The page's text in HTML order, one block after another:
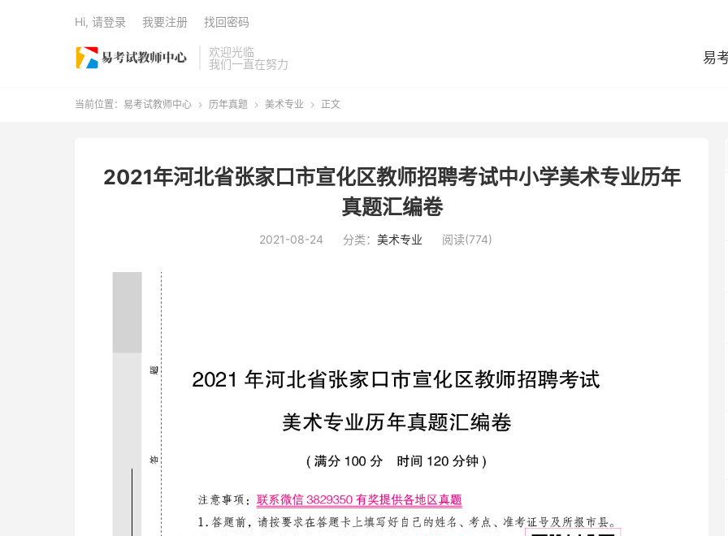
欢迎光临
我们一直在努力
易
Hi, 请登录 我要注册 找回密码
当前位置： 易考试教师中心  历年真题  美术专业  正文
2021年河北省张家口市宣化区教师招聘考试中小学美术专业历年
真题汇编卷
2021-08-24 分类： 美术专业 阅读(774)